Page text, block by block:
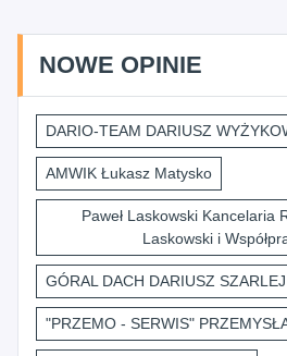
NOWE OPINIE
DARIO-TEAM DARIUSZ
AMWIK Łukasz Matysko
Paweł Laskowski Kancelaria
Laskowski i
GÓRAL DACH DARIUSZ SZARLEJ
"PRZEMO - SERWIS"